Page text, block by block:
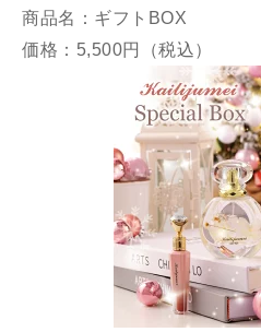
商品名：ギフトBOX
価格：5,500円（税込）